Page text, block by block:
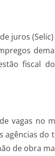
juros
fiscal
vagas
de obra